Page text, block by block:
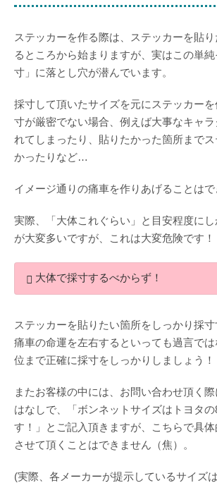
ステッカーを作る際は、ステッカーを貼
るところから始まりますが、実はこの単
寸」に落とし穴が潜んでいます。
採寸して頂いたサイズを元にステッカー
寸が厳密でない場合、例えば大事なキャ
れてしまったり、貼りたかった箇所まで
かったりなど…
イメージ通りの痛車を作りあげることはで
実際、「大体これぐらい」と目安程度に
が大変多いですが、これは大変危険です！
大体で採寸するべからず！
ステッカーを貼りたい箇所をしっかり採寸
痛車の命運を左右するといっても過言で
位まで正確に採寸をしっかりしましょう！
またお客様の中には、お問い合わせ頂く
はなしで、「ボンネットサイズはトヨタ
す！」とご記入頂きますが、こちらで具
させて頂くことはできません（焦）。
(実際、各メーカーが提示しているサイズ